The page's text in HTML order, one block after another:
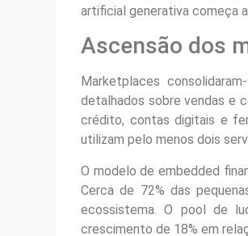
artificial generativa começa
Ascensão dos
Marketplaces
detalhados sobre vendas e
crédito, contas digitais e
utilizam pelo menos dois
O modelo de embedded
Cerca de 72% das
ecossistema. O pool de
crescimento de 18% em